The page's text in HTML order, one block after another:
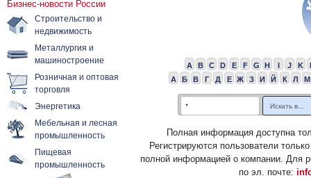
Бизнес-новости России
Строительство и
недвижимость
Металлургия и
машиностроение
Розничная и оптовая
торговля
Энергетика
Мебельная и лесная
промышленность
Пищевая
промышленность
A B C D E F G H I J K
А
Б В Г Д Е Ж З И Й К Л М
Полная информация доступна
Регистрируются пользователи
полной информацией о компании. Для
по эл. почте: